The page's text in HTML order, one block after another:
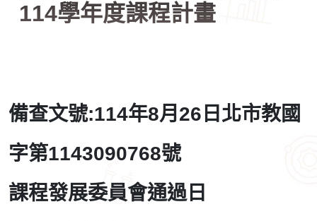
114學年度課程計畫
備查文號:114年8月26日北市教國
字第1143090768號
課程發展委員會通過日